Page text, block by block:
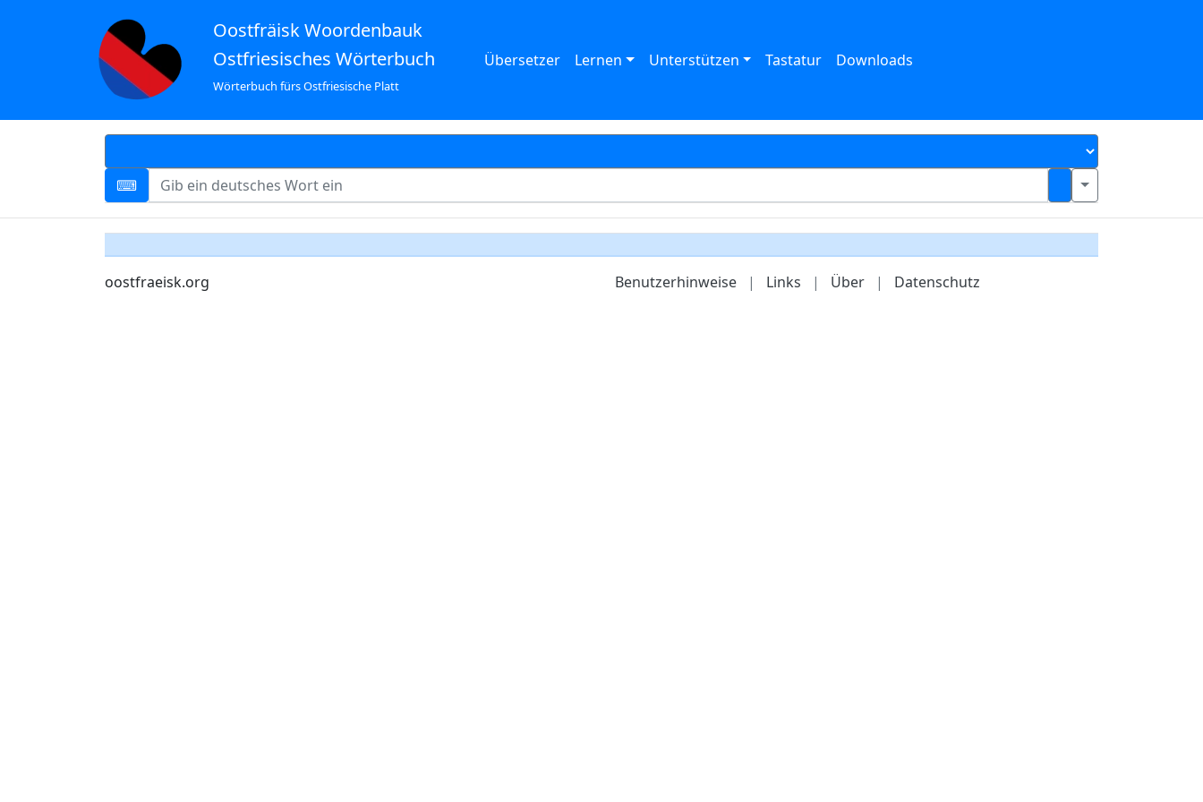
Oostfräisk Woordenbauk
Ostfriesisches Wörterbuch
Wörterbuch fürs Ostfriesische Platt
Übersetzer Lernen Unterstützen Tastatur Downloads
oostfraeisk.org Benutzerhinweise | Links | Über | Datenschutz